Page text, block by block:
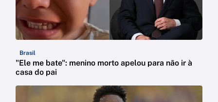
Brasil
"Ele me bate": menino morto apelou para não ir à
casa do pai